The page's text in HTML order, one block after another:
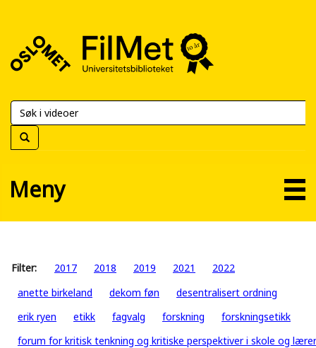
FilMet
Universitetsbiblioteket
Meny
Filter: 2017 2018 2019 2021
2022
anette birkeland
dekom føn
desentralisert ordning
erik ryen
etikk fagvalg forskning
forskningsetikk
forum for kritisk tenkning og kritiske perspektiver i skole og